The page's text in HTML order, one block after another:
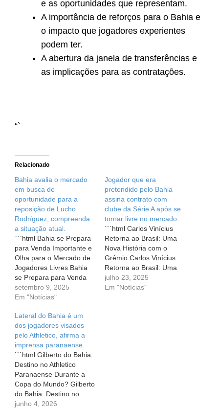
e as oportunidades que representam.
A importância de reforços para o Bahia e
o impacto que jogadores experientes
podem ter.
A abertura da janela de transferências e
as implicações para as contratações.
“`
Relacionado
Bahia avalia o mercado
em busca de
oportunidade para a
reposição de Lucho
Rodríguez; compreenda
a situação atual.
```html Bahia se Prepara
para Venda Importante e
Olha para o Mercado de
Jogadores Livres Bahia
se Prepara para Venda
Importante e Olha para o
Mercado de Jogadores
futebol, as emoções
correm soltas.
Jogadores, torcedores e
a própria diretoria vivem
momentos intensos à
espera de decisões…
setembro 9, 2025
Em "Notícias"
Jogador que era
pretendido pelo Bahia
assina contrato com
clube da Série A após se
tornar livre no mercado.
```html Carlos Vinícius
Retorna ao Brasil: Uma
Nova História com o
Grêmio Carlos Vinícius
Retorna ao Brasil: Uma
Nova História com o
Grêmio Para muitos
julho 23, 2025
Em "Notícias"
Lateral do Bahia é um
dos jogadores visados
pelo Athletico, afirma a
imprensa paranaense.
```html Gilberto do Bahia:
Destino no Athletico
Paranaense Durante a
Copa do Mundo? Gilberto
do Bahia: Destino no
Athletico Paranaense
junho 4, 2026